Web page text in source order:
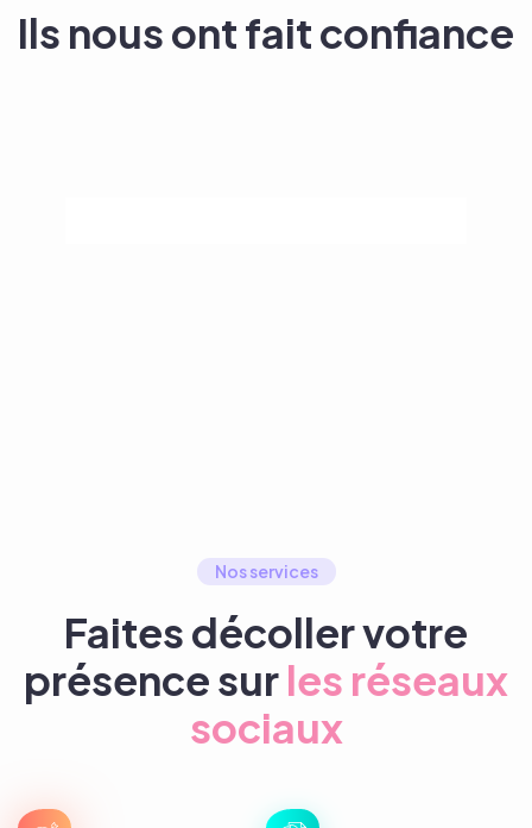
Ils nous ont fait confiance
Nos services
Faites décoller votre
présence surles réseaux
sociaux